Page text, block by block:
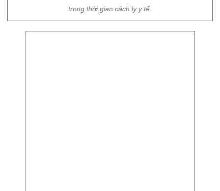
trong thời gian cách ly y tế.